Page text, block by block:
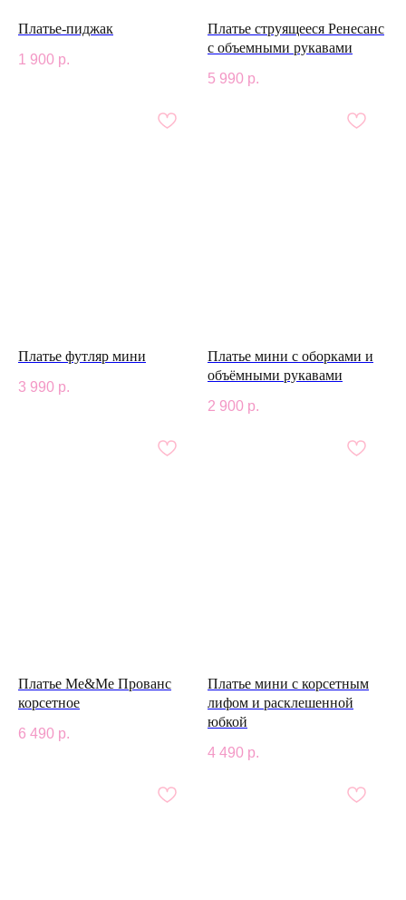
Платье-пиджак
1 900 р.
Платье струящееся Ренесанс
с объемными рукавами
5 990 р.
Платье футляр мини
3 990 р.
Платье мини с оборками и
объёмными рукавами
2 900 р.
Платье Me&Me Прованс
корсетное
6 490 р.
Платье мини с корсетным
лифом и расклешенной
юбкой
4 490 р.